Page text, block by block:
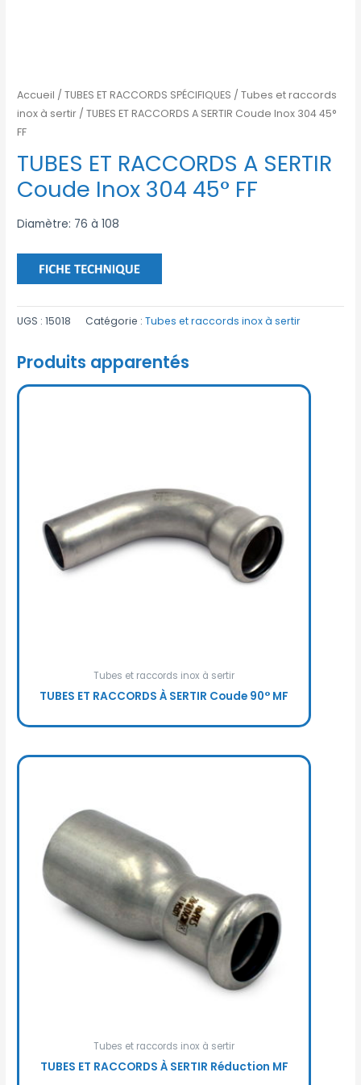
Accueil /TUBES ET RACCORDS SPÉCIFIQUES /Tubes et raccords
inox à sertir / TUBES ET RACCORDS A SERTIR Coude Inox 304 45°
FF
TUBES ET RACCORDS A SERTIR
Coude Inox 304 45° FF
Diamètre: 76 à 108
UGS :15018 Catégorie :Tubes et raccords inox à sertir
Produits apparentés
Tubes et raccords inox à sertir
TUBES ET RACCORDS À SERTIR Coude 90° MF
Tubes et raccords inox à sertir
TUBES ET RACCORDS À SERTIR Réduction MF